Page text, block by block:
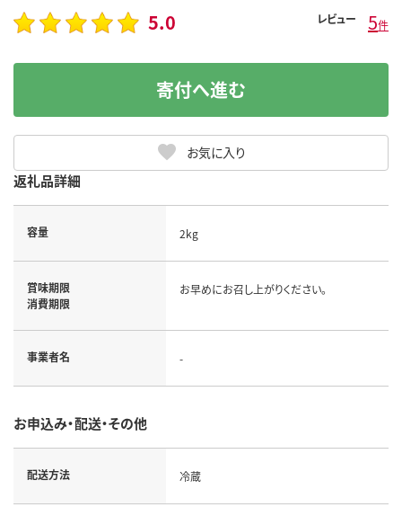
5.0 レビュー 5件
お気に入り
寄付へ進む
返礼品詳細
容量 2kg
賞味期限
消費期限
お早めにお召し上がりください。
事業者名 -
お申込み・配送・その他
配送方法 冷蔵